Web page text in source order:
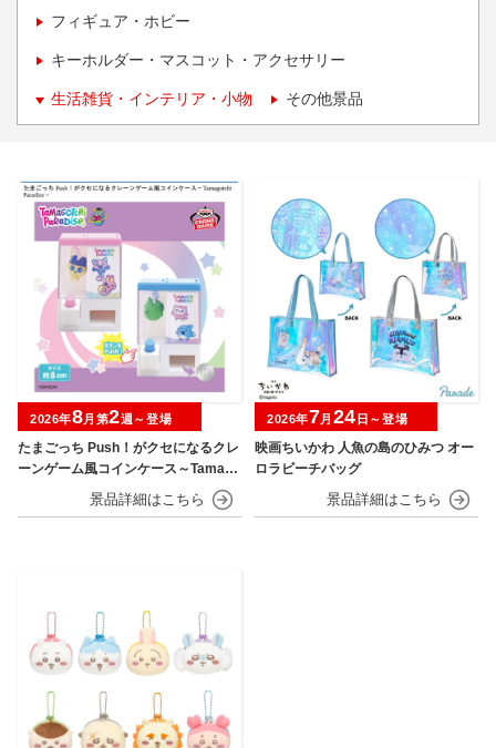
フィギュア・ホビー
キーホルダー・マスコット・アクセサリー
生活雑貨・インテリア・小物 その他景品
たまごっち Push！がクセになるクレ
ーンゲーム風コインケース～Tamago
tchi Paradise～
2026年8月第2週～登場
映画ちいかわ 人魚の島のひみつ オー
ロラビーチバッグ
2026年7月 24 日～登場